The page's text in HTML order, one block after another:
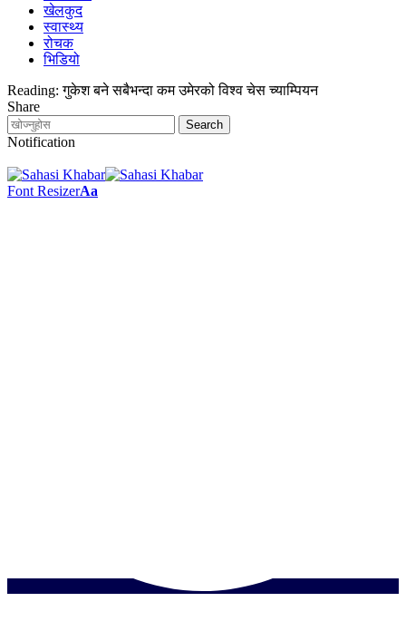
खेलकुद
स्वास्थ्य
रोचक
भिडियो
Reading: गुकेश बने सबैभन्दा कम उमेरको विश्व चेस च्याम्पियन
Share
Notification
Font ResizerAa